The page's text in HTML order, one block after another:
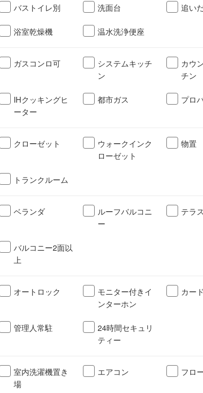
バストイレ別 洗面台 追い
浴室乾燥機 温水洗浄便座
ガスコンロ可
システムキッチ
ン
カウ
チン
IHクッキングヒ
ーター
都市ガス プロ
クローゼット
ウォークインク
ローゼット
物置
トランクルーム
ベランダ
ルーフバルコニ
ー
テラ
バルコニー2面以
上
オートロック
モニター付きイ
ンターホン
カー
管理人常駐
24時間セキュリ
ティー
室内洗濯機置き
場
エアコン フロ